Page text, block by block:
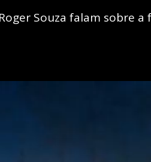
Souza falam sobre